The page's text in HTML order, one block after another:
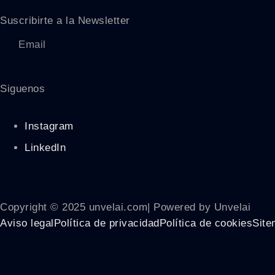
Suscribirte a la Newsletter
Siguenos
Instagram
LinkedIn
Copyright © 2025 unvelai.com| Powered by Unvelai
Aviso legal Política de privacidad Política de cookies